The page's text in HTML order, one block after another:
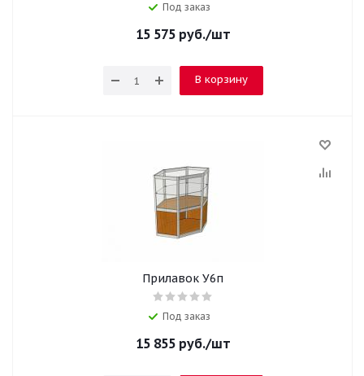
Под заказ
15 575руб./шт
В корзину
Прилавок У6п
Под заказ
15 855руб./шт